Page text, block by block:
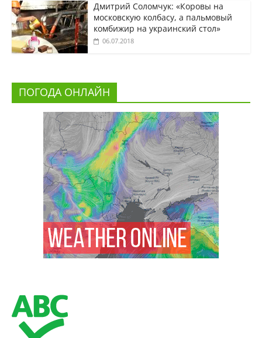
Дмитрий Соломчук: «Коровы на
московскую колбасу, а пальмовый
комбижир на украинский стол»
06.07.2018
ПОГОДА ОНЛАЙН